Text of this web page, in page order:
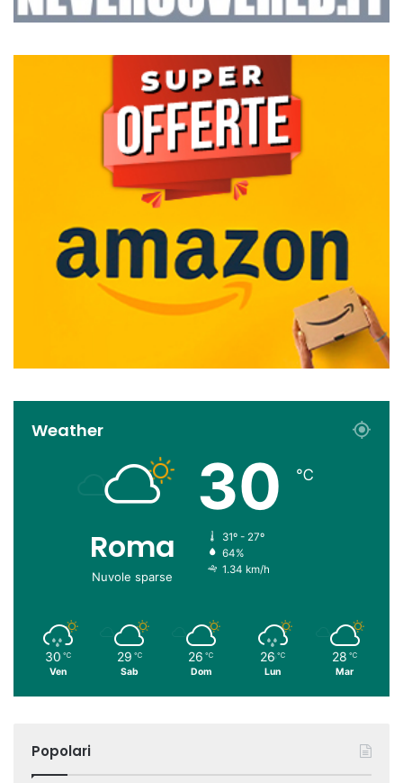
Weather
Roma
Nuvole sparse
30 ℃
31º - 27º
64%
1.34 km/h
30 ℃
Ven
29 ℃
Sab
26 ℃
Dom
26 ℃
Lun
28 ℃
Mar
Popolari